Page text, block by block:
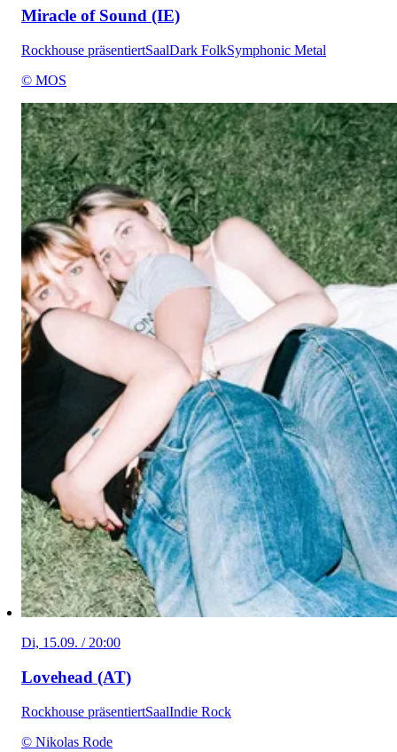
Miracle of Sound (IE)
Rockhouse präsentiertSaalDark FolkSymphonic Metal
© MOS
Di, 15.09. / 20:00
Lovehead (AT)
Rockhouse präsentiertSaalIndie Rock
© Nikolas Rode